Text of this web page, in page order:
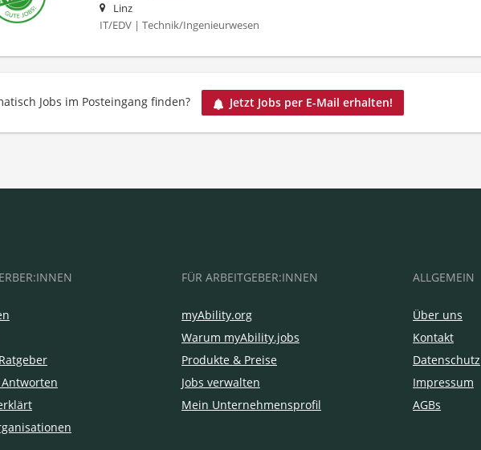
Linz
IT/EDV | Technik/Ingenieurwesen
Jobs im Posteingang finden? Jetzt Jobs per E-Mail erhalten!
FÜR ARBEITGEBER:INNEN
myAbility.org
Warum myAbility.jobs
Produkte & Preise
Jobs verwalten
Mein Unternehmensprofil
ALLGEMEIN
Über uns
Kontakt
Datenschutz
Impressum
AGBs